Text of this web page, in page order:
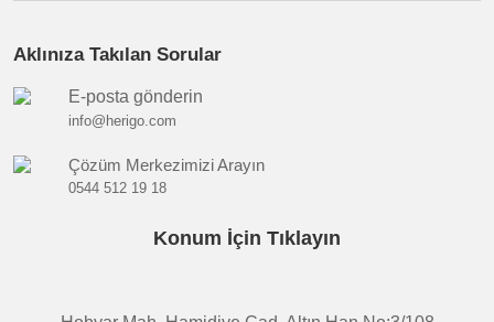
Aklınıza Takılan Sorular
E-posta gönderin
info@herigo.com
Çözüm Merkezimizi Arayın
0544 512 19 18
Konum İçin Tıklayın